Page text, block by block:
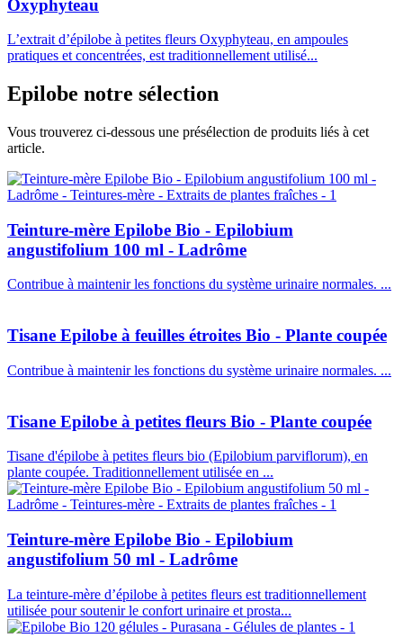
Oxyphyteau
L’extrait d’épilobe à petites fleurs Oxyphyteau, en ampoules
pratiques et concentrées, est traditionnellement utilisé...
Epilobe notre sélection
Vous trouverez ci-dessous une présélection de produits liés à cet
article.
Teinture-mère Epilobe Bio - Epilobium
angustifolium 100 ml - Ladrôme
Contribue à maintenir les fonctions du système urinaire normales. ...
Tisane Epilobe à feuilles étroites Bio - Plante coupée
Contribue à maintenir les fonctions du système urinaire normales. ...
Tisane Epilobe à petites fleurs Bio - Plante coupée
Tisane d'épilobe à petites fleurs bio (Epilobium parviflorum), en
plante coupée. Traditionnellement utilisée en ...
Teinture-mère Epilobe Bio - Epilobium
angustifolium 50 ml - Ladrôme
La teinture-mère d’épilobe à petites fleurs est traditionnellement
utilisée pour soutenir le confort urinaire et prosta...